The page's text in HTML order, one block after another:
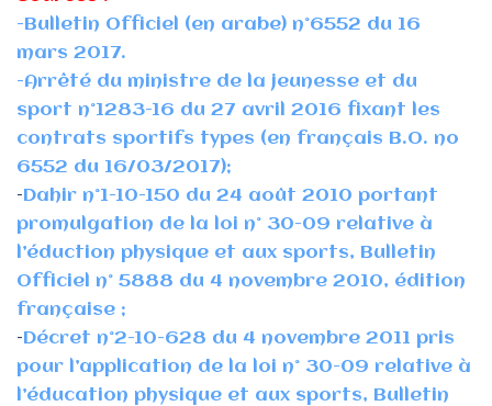
-Bulletin Officiel (en arabe) n°6552 du 16
mars 2017.
-Arrêté du ministre de la jeunesse et du
sport n°1283-16 du 27 avril 2016 fixant les
contrats sportifs types (en français B.O. no
6552 du 16/03/2017);
– Dahir n°1-10-150 du 24 août 2010 portant
promulgation de la loi n° 30-09 relative à
l’éduction physique et aux sports, Bulletin
Officiel n° 5888 du 4 novembre 2010, édition
française ;
– Décret n°2-10-628 du 4 novembre 2011 pris
pour l’application de la loi n° 30-09 relative à
l’éducation physique et aux sports, Bulletin